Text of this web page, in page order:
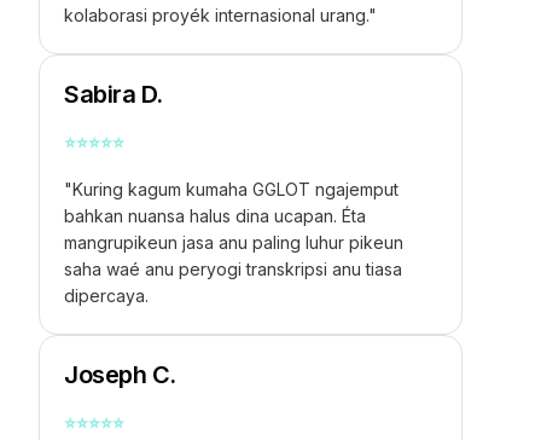
kolaborasi proyék internasional urang."
Sabira D.
⭐⭐⭐⭐⭐
"Kuring kagum kumaha GGLOT ngajemput
bahkan nuansa halus dina ucapan. Éta
mangrupikeun jasa anu paling luhur pikeun
saha waé anu peryogi transkripsi anu tiasa
dipercaya.
Joseph C.
⭐⭐⭐⭐⭐